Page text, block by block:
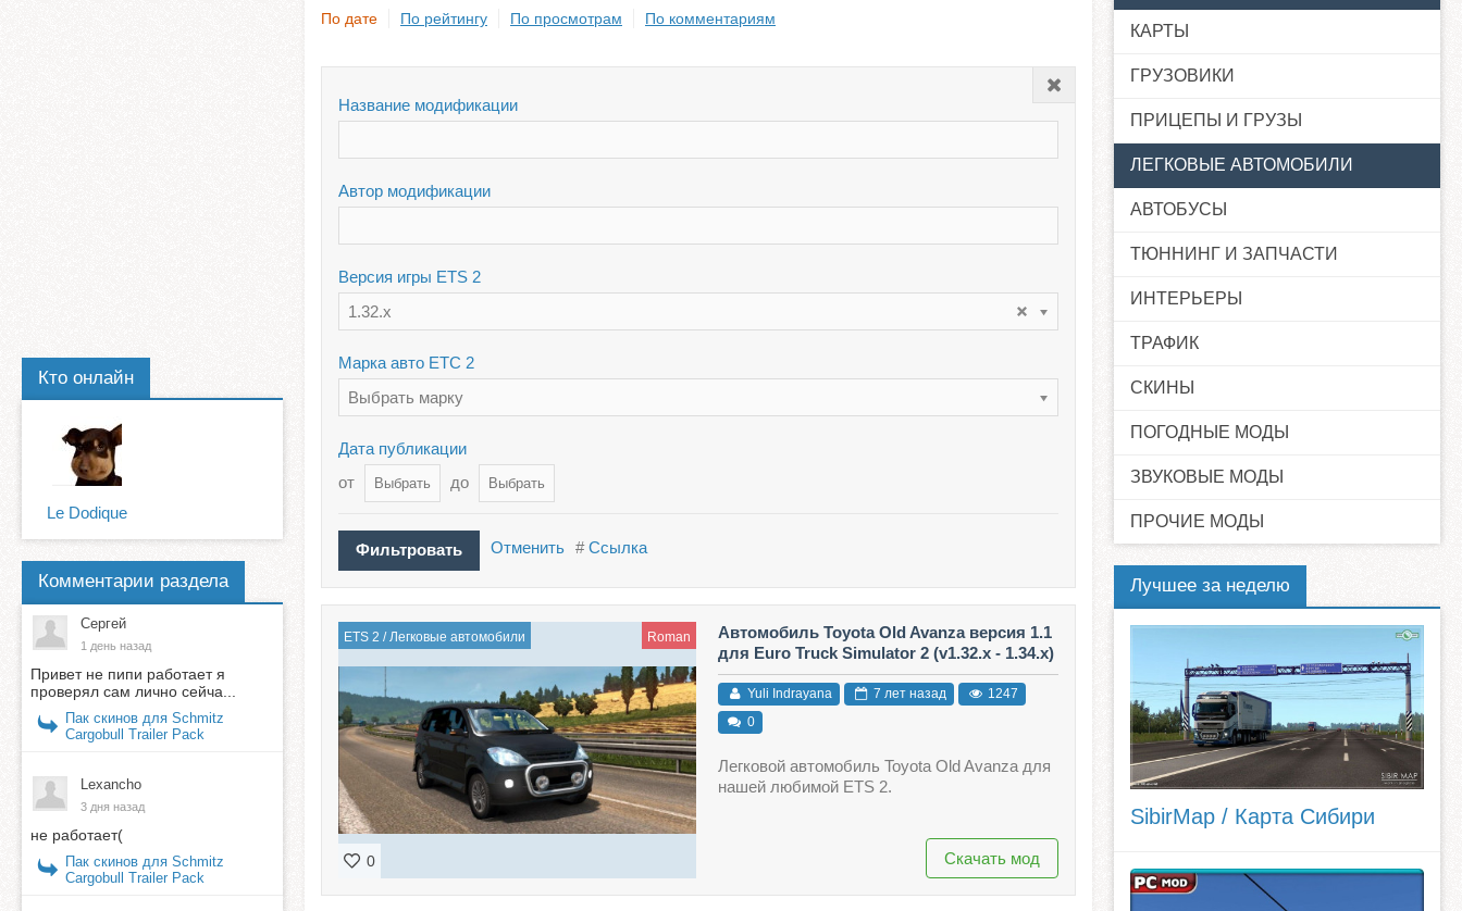
По дате По рейтингу По просмотрам По комментариям
Название модификации
Автор модификации
Версия игры ETS 2
1.32.x
Марка авто ЕТС 2
Выбрать марку
Дата публикации
от
до
Отменить #Ссылка
ETS 2 / Легковые автомобили Roman
0
Автомобиль Toyota Old Avanza версия 1.1
для Euro Truck Simulator 2 (v1.32.x - 1.34.x)
Yuli Indrayana 7 лет назад
1247
0
Легковой автомобиль Toyota Old Avanza для
нашей любимой ETS 2.
Скачать мод
Кто онлайн
Le Dodique
Комментарии раздела
Сергей
1 день назад
Привет не пипи работает я
проверял сам лично сейча...
Пак скинов для Schmitz
Cargobull Trailer Pack
Lexancho
3 дня назад
не работает(
Пак скинов для Schmitz
Cargobull Trailer Pack
КАРТЫ
ГРУЗОВИКИ
ПРИЦЕПЫ И ГРУЗЫ
ЛЕГКОВЫЕ АВТОМОБИЛИ
АВТОБУСЫ
ТЮННИНГ И ЗАПЧАСТИ
ИНТЕРЬЕРЫ
ТРАФИК
СКИНЫ
ПОГОДНЫЕ МОДЫ
ЗВУКОВЫЕ МОДЫ
ПРОЧИЕ МОДЫ
Лучшее за неделю
SibirMap / Карта Сибири